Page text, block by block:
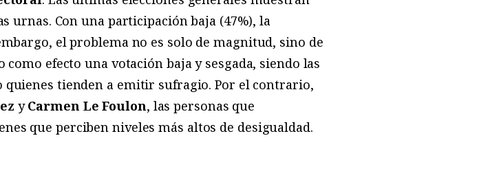
urnas. Con una participación baja (47%), la
el problema no es solo de magnitud, sino de
efecto una votación baja y sesgada, siendo las
tienden a emitir sufragio. Por el contrario,
yCarmen Le Foulon, las personas que
que perciben niveles más altos de desigualdad.